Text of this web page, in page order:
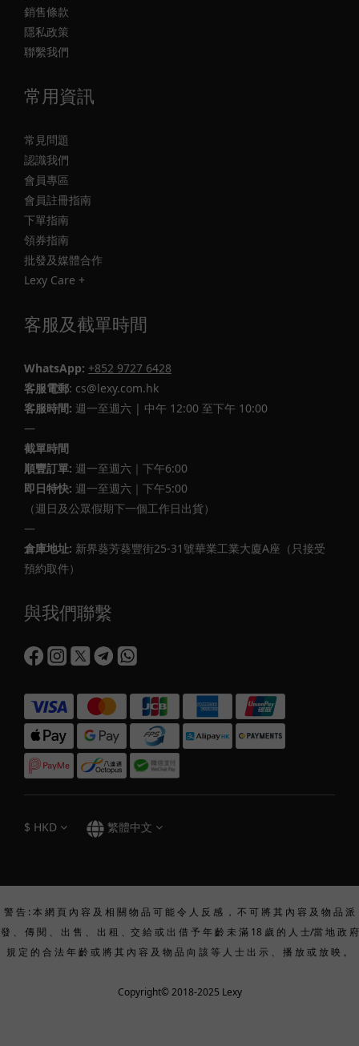
銷售條款
隱私政策
聯繫我們
常用資訊
常見問題
認識我們
會員專區
會員註冊指南
下單指南
領券指南
批發及媒體合作
Lexy Care +
客服及截單時間
WhatsApp: +852 9727 6428
客服電郵: cs@lexy.com.hk
客服時間: 週一至週六 | 中午 12:00 至下午 10:00
—
截單時間
順豐訂單: 週一至週六｜下午6:00
即日特快: 週一至週六｜下午5:00
（週日及公眾假期下一個工作日出貨）
—
倉庫地址: 新界葵芳葵豐街25-31號華業工業大廈A座（只接受
預約取件）
與我們聯繫
$ HKD 繁體中文
警 告 : 本 網 頁 內 容 及 相 關 物 品 可 能 令 人 反 感 ， 不 可 將 其 內 容 及 物 品 派
發 、 傳 閱 、 出 售 、 出 租 、交 給 或 出 借 予 年 齡 未 滿 18 歲 的 人 士/當 地 政 府
規 定 的 合 法 年 齡 或 將 其 內 容 及 物 品 向 該 等 人 士 出 示 、 播 放 或 放 映 。
Copyright© 2018-2025 Lexy